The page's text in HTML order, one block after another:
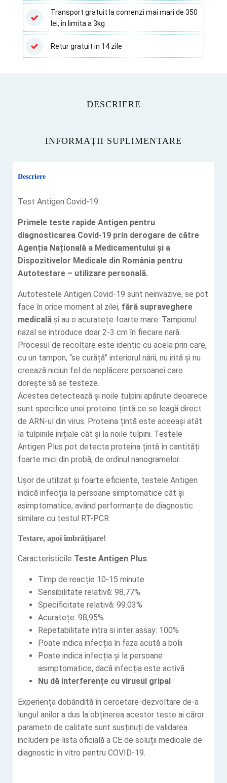
teste,
pentru
autotestare
Transport gratuit la comenzi mai mari de 350
lei, în limita a 3kg
Retur gratuit in 14 zile
DESCRIERE
INFORMAȚII SUPLIMENTARE
Descriere
Test Antigen Covid-19
Primele teste rapide Antigen pentru
diagnosticarea Covid-19 prin derogare de către
Agenția Națională a Medicamentului și a
Dispozitivelor Medicale din România pentru
Autotestare – utilizare personală.
Autotestele Antigen Covid-19 sunt neinvazive, se pot
face în orice moment al zilei, fără supraveghere
medicală și au o acuratețe foarte mare. Tamponul
nazal se introduce doar 2-3 cm în fiecare nară.
Procesul de recoltare este identic cu acela prin care,
cu un tampon, “se curăță” interiorul nării, nu irită și nu
creează niciun fel de neplăcere persoanei care
dorește să se testeze.
Acestea detectează și noile tulpini apărute deoarece
sunt specifice unei proteine țintă ce se leagă direct
de ARN-ul din virus. Proteina țintă este aceeași atât
la tulpinile inițiale cât și la noile tulpini. Testele
Antigen Plus pot detecta proteina țintă în cantități
foarte mici din probă, de ordinul nanogramelor.
Ușor de utilizat și foarte eficiente, testele Antigen
indică infecția la persoane simptomatice cât și
asimptomatice, având performanțe de diagnostic
similare cu testul RT-PCR.
Testare, apoi îmbrățișare!
Caracteristicile Teste Antigen Plus:
Timp de reacție 10-15 minute
Sensibilitate relativă: 98,77%
Specificitate relativă: 99.03%
Acuratețe: 98,95%
Repetabilitate intra si inter assay: 100%
Poate indica infecția în faza acută a bolii
Poate indica infecția și la persoane
asimptomatice, dacă infecția este activă
Nu dă interferențe cu virusul gripal
Experiența dobândită în cercetare-dezvoltare de-a
lungul anilor a dus la obținerea acestor teste ai căror
parametri de calitate sunt susținuți de validarea
includerii pe lista oficială a CE de soluții medicale de
diagnostic in vitro pentru COVID-19.